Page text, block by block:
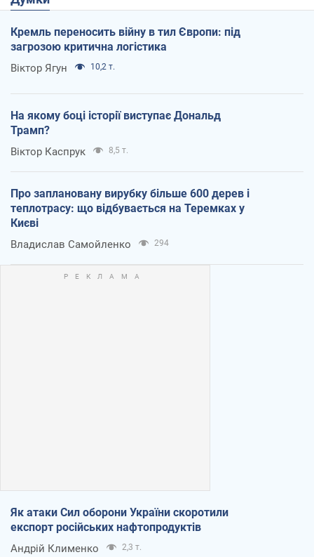
Кремль переносить війну в тил Європи: під
загрозою критична логістика
Віктор Ягун 10,2 т.
На якому боці історії виступає Дональд
Трамп?
Віктор Каспрук 8,5 т.
Про заплановану вирубку більше 600 дерев і
теплотрасу: що відбувається на Теремках у
Києві
Владислав Самойленко 294
Як атаки Сил оборони України скоротили
експорт російських нафтопродуктів
Андрій Клименко 2,3 т.